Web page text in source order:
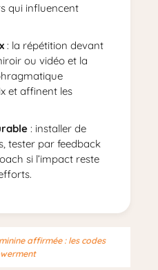
qui influencent
: la répétition devant
ou vidéo et la
et affinent les
: installer de
tester par feedback
si l’impact reste
affirmée : les codes